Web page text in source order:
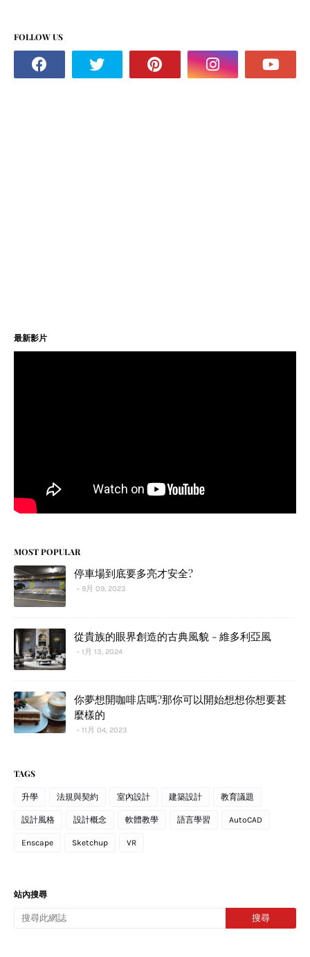
FOLLOW US
最新影片
MOST POPULAR
停車場到底要多亮才安全?
9月 09, 2023
從貴族的眼界創造的古典風貌 - 維多利亞風
1月 13, 2024
你夢想開咖啡店嗎?那你可以開始想想你想要甚
麼樣的
11月 04, 2023
TAGS
升學 法規與契約 室內設計 建築設計 教育議題
設計風格 設計概念 軟體教學 語言學習 AutoCAD
Enscape Sketchup VR
站內搜尋